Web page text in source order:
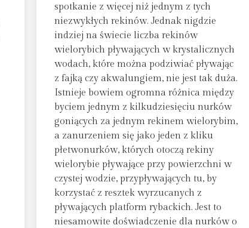
spotkanie z więcej niż jednym z tych
niezwykłych rekinów. Jednak nigdzie
indziej na świecie liczba rekinów
wielorybich pływających w krystalicznych
wodach, które można podziwiać pływając
z fajką czy akwalungiem, nie jest tak duża.
Istnieje bowiem ogromna różnica między
byciem jednym z kilkudziesięciu nurków
goniących za jednym rekinem wielorybim,
a zanurzeniem się jako jeden z kliku
płetwonurków, których otoczą rekiny
wielorybie pływające przy powierzchni w
czystej wodzie, przypływających tu, by
korzystać z resztek wyrzucanych z
pływających platform rybackich. Jest to
niesamowite doświadczenie dla nurków o